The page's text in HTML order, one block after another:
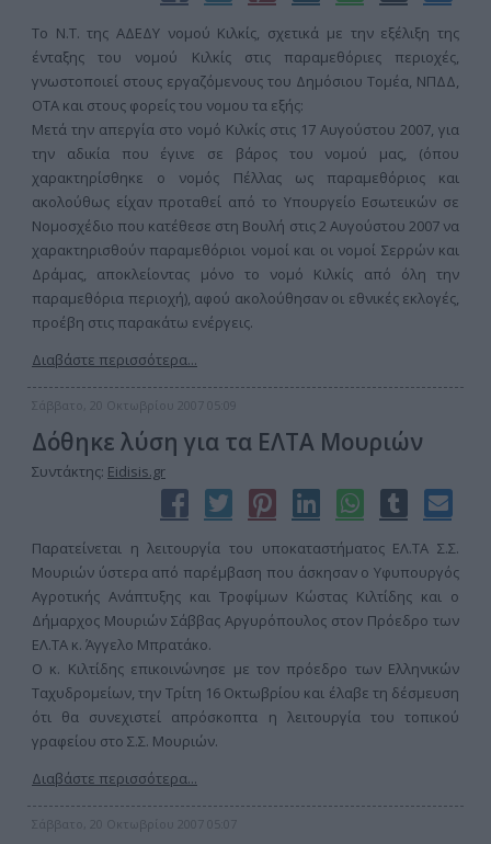
Το Ν.Τ. της ΑΔΕΔΥ νομού Κιλκίς, σχετικά με την εξέλιξη της
ένταξης του νομού Κιλκίς στις παραμεθόριες περιοχές,
γνωστοποιεί στους εργαζόμενους του Δημόσιου Τομέα, ΝΠΔΔ,
ΟΤΑ και στους φορείς του νομου τα εξής:
Μετά την απεργία στο νομό Κιλκίς στις 17 Αυγούστου 2007, για
την αδικία που έγινε σε βάρος του νομού μας, (όπου
χαρακτηρίσθηκε ο νομός Πέλλας ως παραμεθόριος και
ακολούθως είχαν προταθεί από το Υπουργείο Εσωτεικών σε
Νομοσχέδιο που κατέθεσε στη Βουλή στις 2 Αυγούστου 2007 να
χαρακτηρισθούν παραμεθόριοι νομοί και οι νομοί Σερρών και
Δράμας, αποκλείοντας μόνο το νομό Κιλκίς από όλη την
παραμεθόρια περιοχή), αφού ακολούθησαν οι εθνικές εκλογές,
προέβη στις παρακάτω ενέργεις.
Διαβάστε περισσότερα...
Σάββατο, 20 Οκτωβρίου 2007 05:09
Δόθηκε λύση για τα ΕΛΤΑ Μουριών
Συντάκτης: Eidisis.gr
Παρατείνεται η λειτουργία του υποκαταστήματος ΕΛ.ΤΑ Σ.Σ.
Μουριών ύστερα από παρέμβαση που άσκησαν ο Υφυπουργός
Αγροτικής Ανάπτυξης και Τροφίμων Κώστας Κιλτίδης και ο
Δήμαρχος Μουριών Σάββας Αργυρόπουλος στον Πρόεδρο των
ΕΛ.ΤΑ κ. Άγγελο Μπρατάκο.
Ο κ. Κιλτίδης επικοινώνησε με τον πρόεδρο των Ελληνικών
Ταχυδρομείων, την Τρίτη 16 Οκτωβρίου και έλαβε τη δέσμευση
ότι θα συνεχιστεί απρόσκοπτα η λειτουργία του τοπικού
γραφείου στο Σ.Σ. Μουριών.
Διαβάστε περισσότερα...
Σάββατο, 20 Οκτωβρίου 2007 05:07